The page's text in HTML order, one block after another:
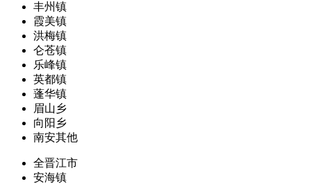
丰州镇
霞美镇
洪梅镇
仑苍镇
乐峰镇
英都镇
蓬华镇
眉山乡
向阳乡
南安其他
全晋江市
安海镇